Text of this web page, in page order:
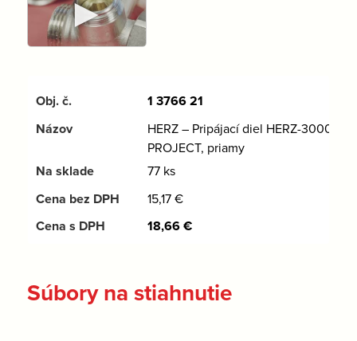
►
1 3766 21
HERZ – Pripájací diel HERZ-3000
PROJECT, priamy
77 ks
15,17€
18,66€
Súbory na stiahnutie